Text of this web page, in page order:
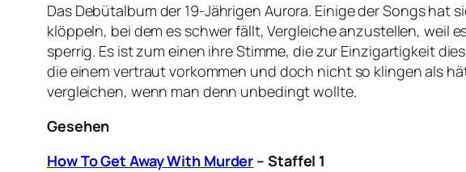
Das Debütalbum der 19-Jährigen Aurora. Einige der Songs hat
klöppeln, bei dem es schwer fällt, Vergleiche anzustellen, weil
sperrig. Es ist zum einen ihre Stimme, die zur Einzigartigkeit
die einem vertraut vorkommen und doch nicht so klingen als
vergleichen, wenn man denn unbedingt wollte.
Gesehen
How To Get Away With Murder – Staffel 1